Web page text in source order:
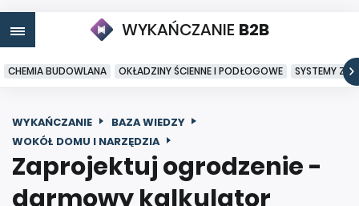
WYKAŃCZANIE B2B
CHEMIA BUDOWLANA OKŁADZINY ŚCIENNE I PODŁOGOWE SYSTEMY
WYKAŃCZANIE
BAZA WIEDZY
WOKÓŁ DOMU I NARZĘDZIA
Zaprojektuj ogrodzenie -
darmowy kalkulator